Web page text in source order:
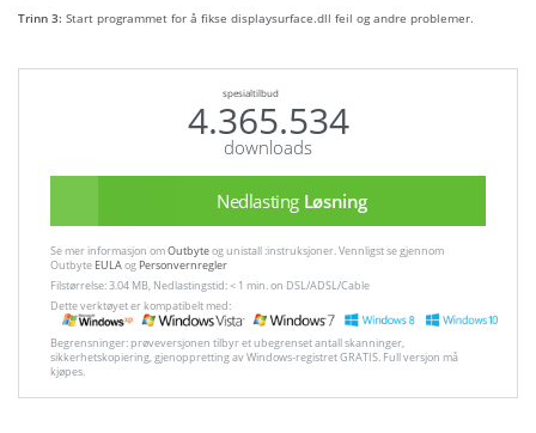
Trinn 3: Start programmet for å fikse displaysurface.dll feil og andre problemer.
spesialtilbud
4.365.534
downloads
Nedlasting Løsning
Se mer informasjon omOutbyteog unistall :instruksjoner. Vennligst se gjennom
Outbyte EULAog Personvernregler
Filstørrelse: 3.04 MB, Nedlastingstid: < 1 min. on DSL/ADSL/Cable
Dette verktøyet er kompatibelt med:
Begrensninger: prøveversjonen tilbyr et ubegrenset antall skanninger,
sikkerhetskopiering, gjenoppretting av Windows-registret GRATIS. Full versjon må
kjøpes.